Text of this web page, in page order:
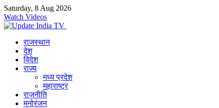
Saturday, 8 Aug 2026
Watch Videos
राजस्थान
देश
विदेश
राज्य
मध्य प्रदेश
महाराष्ट्र
राजनीति
मनोरंजन